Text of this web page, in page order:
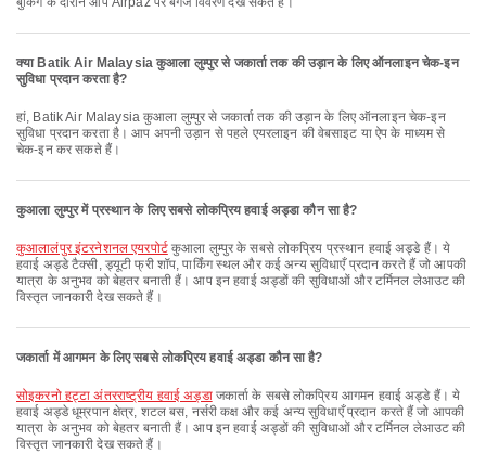
क्या Batik Air Malaysia कुआला लुम्पुर से जकार्ता तक की उड़ान के लिए ऑनलाइन चेक-इन
सुविधा प्रदान करता है?
हां, Batik Air Malaysia कुआला लुम्पुर से जकार्ता तक की उड़ान के लिए ऑनलाइन चेक-इन
सुविधा प्रदान करता है। आप अपनी उड़ान से पहले एयरलाइन की वेबसाइट या ऐप के माध्यम से
चेक-इन कर सकते हैं।
कुआला लुम्पुर में प्रस्थान के लिए सबसे लोकप्रिय हवाई अड्डा कौन सा है?
कुआलालंपुर इंटरनेशनल एयरपोर्टकुआला लुम्पुर के सबसे लोकप्रिय प्रस्थान हवाई अड्डे हैं। ये
हवाई अड्डे टैक्सी, ड्यूटी फ्री शॉप, पार्किंग स्थल और कई अन्य सुविधाएँ प्रदान करते हैं जो आपकी
यात्रा के अनुभव को बेहतर बनाती हैं। आप इन हवाई अड्डों की सुविधाओं और टर्मिनल लेआउट की
विस्तृत जानकारी देख सकते हैं।
जकार्ता में आगमन के लिए सबसे लोकप्रिय हवाई अड्डा कौन सा है?
सोइकरनो हट्टा अंतरराष्ट्रीय हवाई अड्डाजकार्ता के सबसे लोकप्रिय आगमन हवाई अड्डे हैं। ये
हवाई अड्डे धूम्रपान क्षेत्र, शटल बस, नर्सरी कक्ष और कई अन्य सुविधाएँ प्रदान करते हैं जो आपकी
यात्रा के अनुभव को बेहतर बनाती हैं। आप इन हवाई अड्डों की सुविधाओं और टर्मिनल लेआउट की
विस्तृत जानकारी देख सकते हैं।